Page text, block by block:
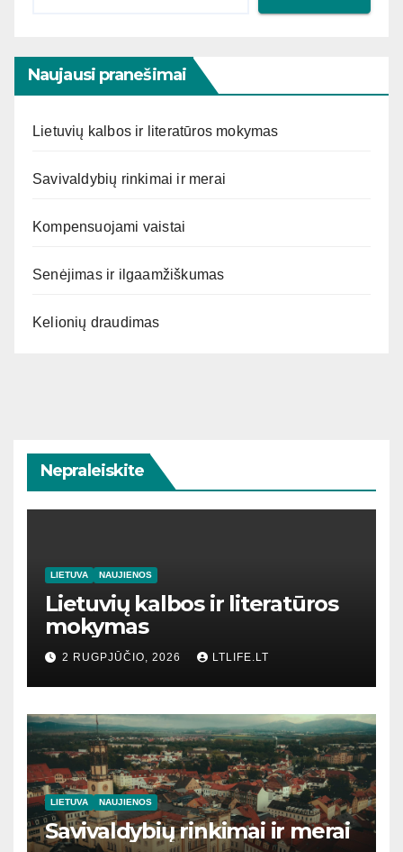
Naujausi pranešimai
Lietuvių kalbos ir literatūros mokymas
Savivaldybių rinkimai ir merai
Kompensuojami vaistai
Senėjimas ir ilgaamžiškumas
Kelionių draudimas
Nepraleiskite
LIETUVA NAUJIENOS
Lietuvių kalbos ir literatūros
mokymas
2 RUGPJŪČIO, 2026 LTLIFE.LT
LIETUVA NAUJIENOS
Savivaldybių rinkimai ir merai